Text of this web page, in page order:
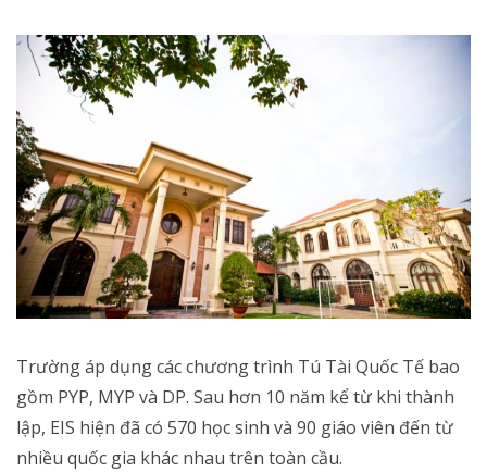
Trường áp dụng các chương trình Tú Tài Quốc Tế bao
gồm PYP, MYP và DP. Sau hơn 10 năm kể từ khi thành
lập, EIS hiện đã có 570 học sinh và 90 giáo viên đến từ
nhiều quốc gia khác nhau trên toàn cầu.